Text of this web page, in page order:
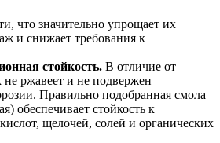
что значительно упрощает их
и снижает требования к
стойкость. В отличие от
не ржавеет и не подвержен
Правильно подобранная смола
обеспечивает стойкость к
щелочей, солей и органических